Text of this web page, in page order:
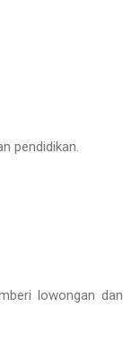
pendidikan.
lowongan dan